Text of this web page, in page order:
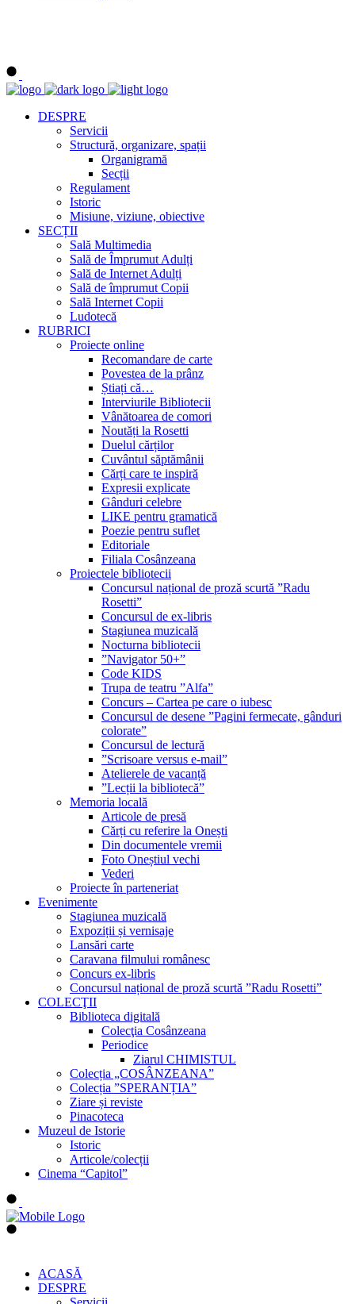
DESPRE
Servicii
Structură, organizare, spații
Organigramă
Secții
Regulament
Istoric
Misiune, viziune, obiective
SECȚII
Sală Multimedia
Sală de Împrumut Adulți
Sală de Internet Adulți
Sală de împrumut Copii
Sală Internet Copii
Ludotecă
RUBRICI
Proiecte online
Recomandare de carte
Povestea de la prânz
Știați că…
Interviurile Bibliotecii
Vânătoarea de comori
Noutăți la Rosetti
Duelul cărților
Cuvântul săptămânii
Cărți care te inspiră
Expresii explicate
Gânduri celebre
LIKE pentru gramatică
Poezie pentru suflet
Editoriale
Filiala Cosânzeana
Proiectele bibliotecii
Concursul național de proză scurtă ”Radu
Rosetti”
Concursul de ex-libris
Stagiunea muzicală
Nocturna bibliotecii
”Navigator 50+”
Code KIDS
Trupa de teatru ”Alfa”
Concurs – Cartea pe care o iubesc
Concursul de desene ”Pagini fermecate, gânduri
colorate”
Concursul de lectură
”Scrisoare versus e-mail”
Atelierele de vacanță
”Lecții la bibliotecă”
Memoria locală
Articole de presă
Cărți cu referire la Onești
Din documentele vremii
Foto Oneștiul vechi
Vederi
Proiecte în parteneriat
Evenimente
Stagiunea muzicală
Expoziții și vernisaje
Lansări carte
Caravana filmului românesc
Concurs ex-libris
Concursul național de proză scurtă ”Radu Rosetti”
COLECŢII
Biblioteca digitală
Colecţia Cosânzeana
Periodice
Ziarul CHIMISTUL
Colecția „COSÂNZEANA”
Colecția ”SPERANȚIA”
Ziare și reviste
Pinacoteca
Muzeul de Istorie
Istoric
Articole/colecții
Cinema “Capitol”
ACASĂ
DESPRE